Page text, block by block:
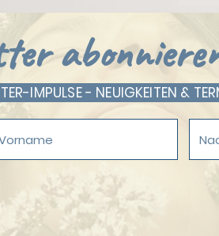
IMPULSE - NEUIGKEITEN &